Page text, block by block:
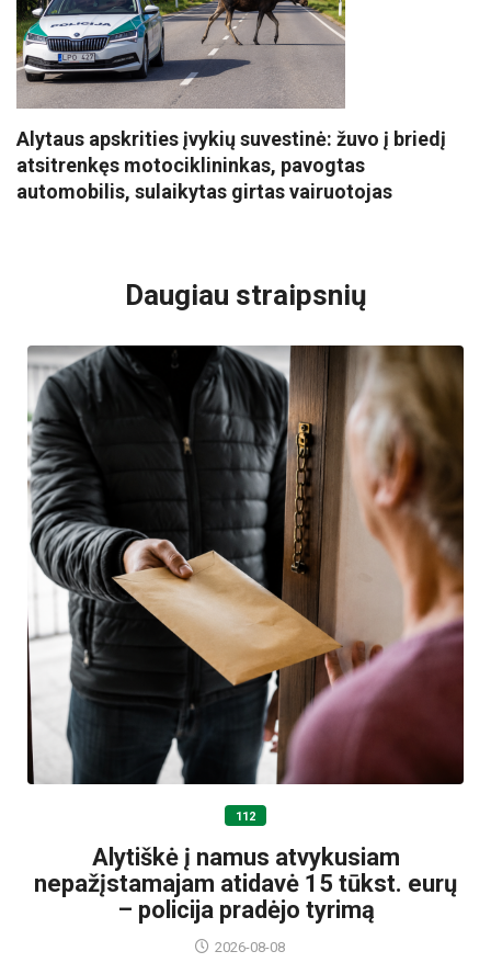
Alytaus apskrities įvykių suvestinė: žuvo į briedį
atsitrenkęs motociklininkas, pavogtas
automobilis, sulaikytas girtas vairuotojas
Daugiau straipsnių
112
Alytiškė į namus atvykusiam
nepažįstamajam atidavė 15 tūkst. eurų
– policija pradėjo tyrimą
2026-08-08